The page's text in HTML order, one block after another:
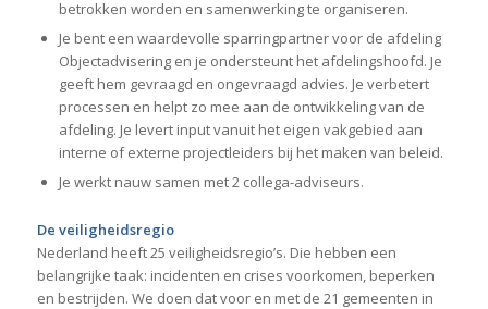
betrokken worden en samenwerking te organiseren.
Je bent een waardevolle sparringpartner voor de afdeling
Objectadvisering en je ondersteunt het afdelingshoofd. Je
geeft hem gevraagd en ongevraagd advies. Je verbetert
processen en helpt zo mee aan de ontwikkeling van de
afdeling. Je levert input vanuit het eigen vakgebied aan
interne of externe projectleiders bij het maken van beleid.
Je werkt nauw samen met 2 collega-adviseurs.
De veiligheidsregio
Nederland heeft 25 veiligheidsregio’s. Die hebben een
belangrijke taak: incidenten en crises voorkomen, beperken
en bestrijden. We doen dat voor en met de 21 gemeenten in